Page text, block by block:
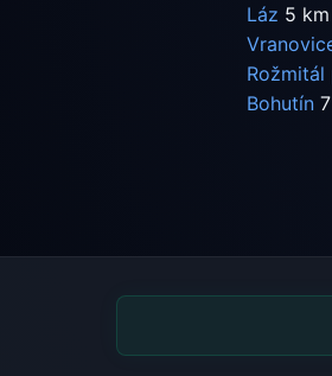
Láz 5 km
Rožmitál
Bohutín